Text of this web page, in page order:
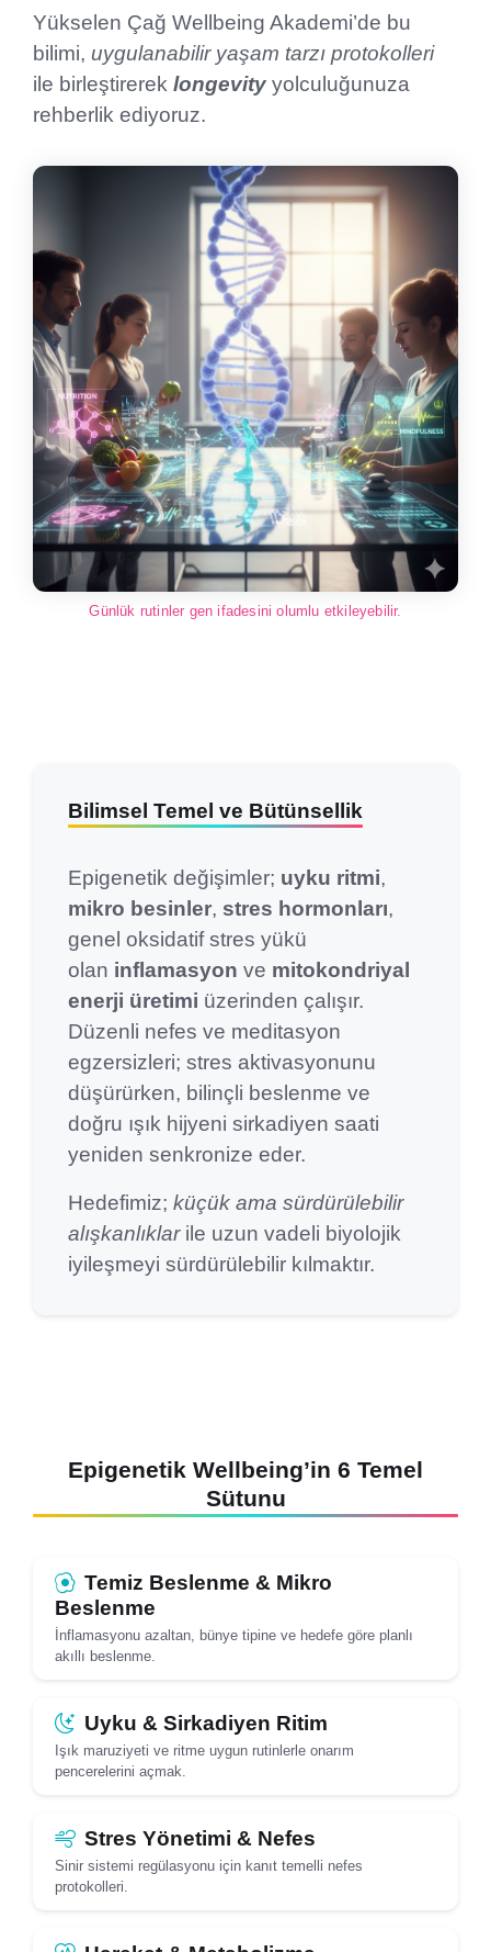
Yükselen Çağ Wellbeing Akademi’de bu
bilimi, uygulanabilir yaşam tarzı protokolleri
ile birleştirerek longevity yolculuğunuza
rehberlik ediyoruz.
Günlük rutinler gen ifadesini olumlu etkileyebilir.
Bilimsel Temel ve Bütünsellik
Epigenetik değişimler; uyku ritmi,
mikro besinler, stres hormonları,
genel oksidatif stres yükü
olan inflamasyon ve mitokondriyal
enerji üretimi üzerinden çalışır.
Düzenli nefes ve meditasyon
egzersizleri; stres aktivasyonunu
düşürürken, bilinçli beslenme ve
doğru ışık hijyeni sirkadiyen saati
yeniden senkronize eder.
Hedefimiz; küçük ama sürdürülebilir
alışkanlıklarile uzun vadeli biyolojik
iyileşmeyi sürdürülebilir kılmaktır.
Epigenetik Wellbeing’in 6 Temel
Sütunu
Temiz Beslenme & Mikro
Beslenme
İnflamasyonu azaltan, bünye tipine ve hedefe göre planlı
akıllı beslenme.
Uyku & Sirkadiyen Ritim
Işık maruziyeti ve ritme uygun rutinlerle onarım
pencerelerini açmak.
Stres Yönetimi & Nefes
Sinir sistemi regülasyonu için kanıt temelli nefes
protokolleri.